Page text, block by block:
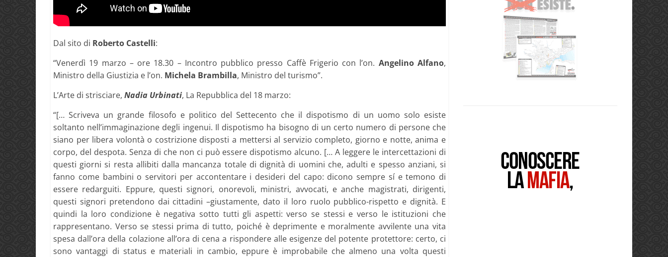
Dal sito di Roberto Castelli:
“Venerdì 19 marzo – ore 18.30 – Incontro pubblico presso Caffè Frigerio con l’on. Angelino Alfano,
Ministro della Giustizia e l’on. Michela Brambilla, Ministro del turismo”.
L’Arte di strisciare, Nadia Urbinati, La Repubblica del 18 marzo:
“[… Scriveva un grande filosofo e politico del Settecento che il dispotismo di un uomo solo esiste
soltanto nell’immaginazione degli ingenui. Il dispotismo ha bisogno di un certo numero di persone che
siano per libera volontà o costrizione disposti a mettersi al servizio completo, giorno e notte, anima e
corpo, del despota. Senza di che non ci può essere dispotismo alcuno. [… A leggere le intercettazioni di
questi giorni si resta allibiti dalla mancanza totale di dignità di uomini che, adulti e spesso anziani, si
fanno come bambini o servitori per accontentare i desideri del capo: dicono sempre sí e temono di
essere redarguiti. Eppure, questi signori, onorevoli, ministri, avvocati, e anche magistrati, dirigenti,
questi signori pretendono dai cittadini –giustamente, dato il loro ruolo pubblico-rispetto e dignità. E
quindi la loro condizione è negativa sotto tutti gli aspetti: verso se stessi e verso le istituzioni che
rappresentano. Verso se stessi prima di tutto, poiché è deprimente e moralmente avvilente una vita
spesa dall’ora della colazione all’ora di cena a rispondere alle esigenze del potente protettore: certo, ci
sono vantaggi di status e materiali in cambio, eppure è improbabile che almeno una volta questi